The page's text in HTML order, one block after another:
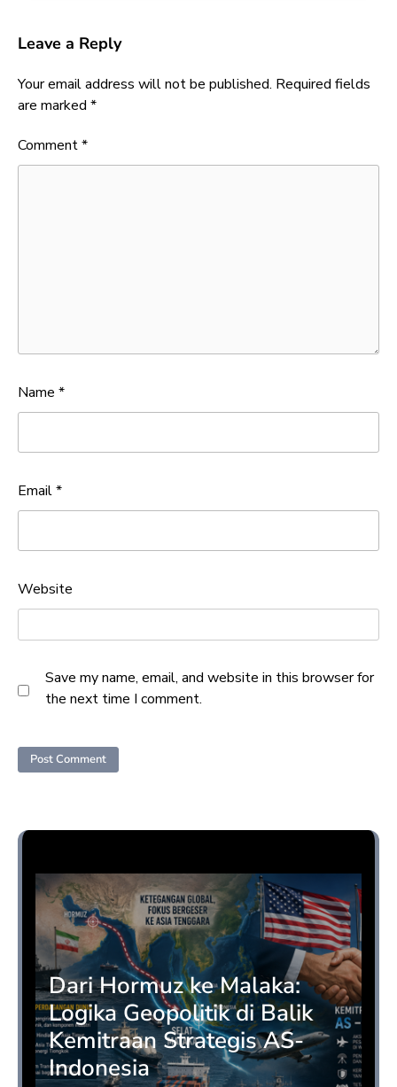
Leave a Reply
Your email address will not be published. Required fields
are marked *
Comment*
Name *
Email*
Website
Save my name, email, and website in this browser for
the next time I comment.
Dari Hormuz ke Malaka:
Logika Geopolitik di Balik
Kemitraan Strategis AS-
Indonesia